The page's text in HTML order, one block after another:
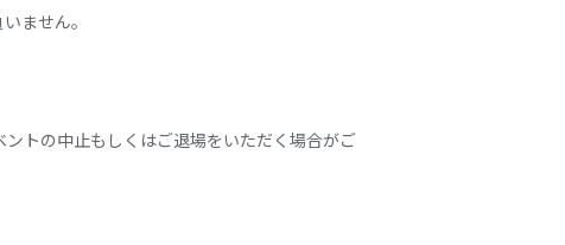
ません。
トの中止もしくはご退場をいただく場合がご